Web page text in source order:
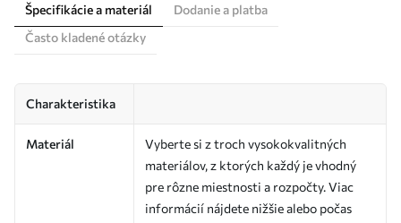
Špecifikácie a materiál
Dodanie a platba
Často kladené otázky
Charakteristika
Materiál
Vyberte si z troch vysokokvalitných
materiálov, z ktorých každý je vhodný
pre rôzne miestnosti a rozpočty. Viac
informácií nájdete nižšie alebo počas